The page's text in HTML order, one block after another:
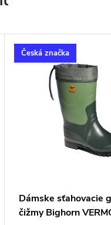
Česká značka
Dámske sťahovacie
čižmy Bighorn